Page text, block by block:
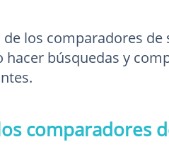
los comparadores
hacer búsquedas y
comparadores